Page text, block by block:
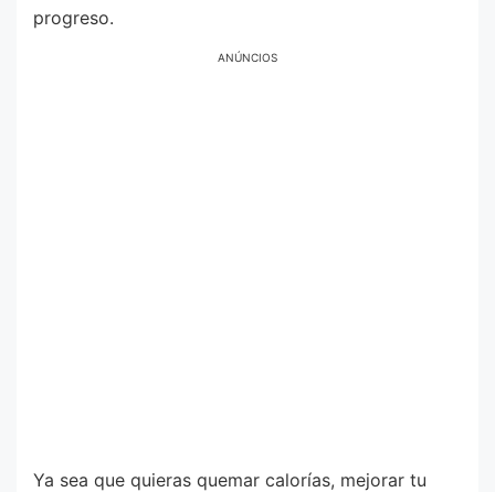
progreso.
ANÚNCIOS
Ya sea que quieras quemar calorías, mejorar tu